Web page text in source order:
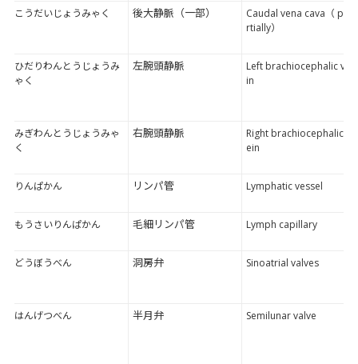
こうだいじょうみゃく 後大静脈（一部）
Caudal vena cava（ pa
rtially）
ひだりわんとうじょうみ
ゃく
左腕頭静脈
Left brachiocephalic ve
in
みぎわんとうじょうみゃ
く
右腕頭静脈
Right brachiocephalic v
ein
りんぱかん リンパ管 Lymphatic vessel
もうさいりんぱかん 毛細リンパ管 Lymph capillary
どうぼうべん 洞房弁 Sinoatrial valves
はんげつべん 半月弁 Semilunar valve